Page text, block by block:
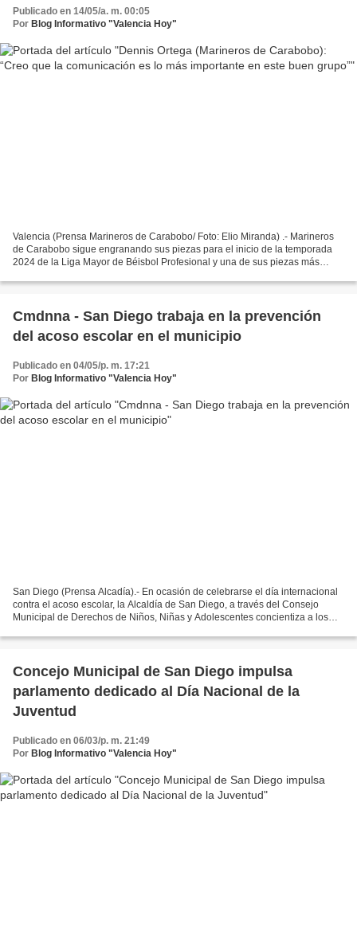
Publicado en 14/05/a. m. 00:05
Por Blog Informativo "Valencia Hoy"
Valencia (Prensa Marineros de Carabobo/ Foto: Elio Miranda) .- Marineros
de Carabobo sigue engranando sus piezas para el inicio de la temporada
2024 de la Liga Mayor de Béisbol Profesional y una de sus piezas más
Cmdnna - San Diego trabaja en la prevención
del acoso escolar en el municipio
Publicado en 04/05/p. m. 17:21
Por Blog Informativo "Valencia Hoy"
San Diego (Prensa Alcadía).- En ocasión de celebrarse el día internacional
contra el acoso escolar, la Alcaldía de San Diego, a través del Consejo
Municipal de Derechos de Niños, Niñas y Adolescentes concientiza a los
Concejo Municipal de San Diego impulsa
parlamento dedicado al Día Nacional de la
Juventud
Publicado en 06/03/p. m. 21:49
Por Blog Informativo "Valencia Hoy"